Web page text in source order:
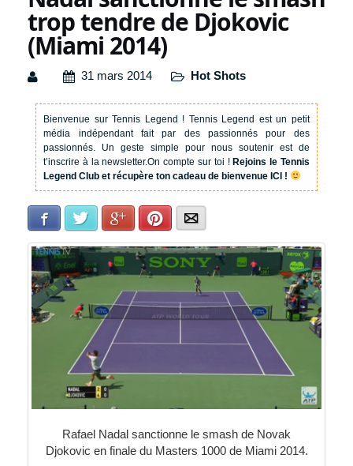
trop tendre de Djokovic
(Miami 2014)
31 mars 2014 Hot Shots
Bienvenue sur Tennis Legend ! Tennis Legend est un petit
média indépendant fait par des passionnés pour des
passionnés. Un geste simple pour nous soutenir est de
t’inscrire à la newsletter.On compte sur toi !Rejoins le Tennis
Legend Club et récupère ton cadeau de bienvenue ICI !
Facebook Twitter Google+Pinterest
Rafael Nadal sanctionne le smash de Novak
Djokovic en finale du Masters 1000 de Miami 2014.